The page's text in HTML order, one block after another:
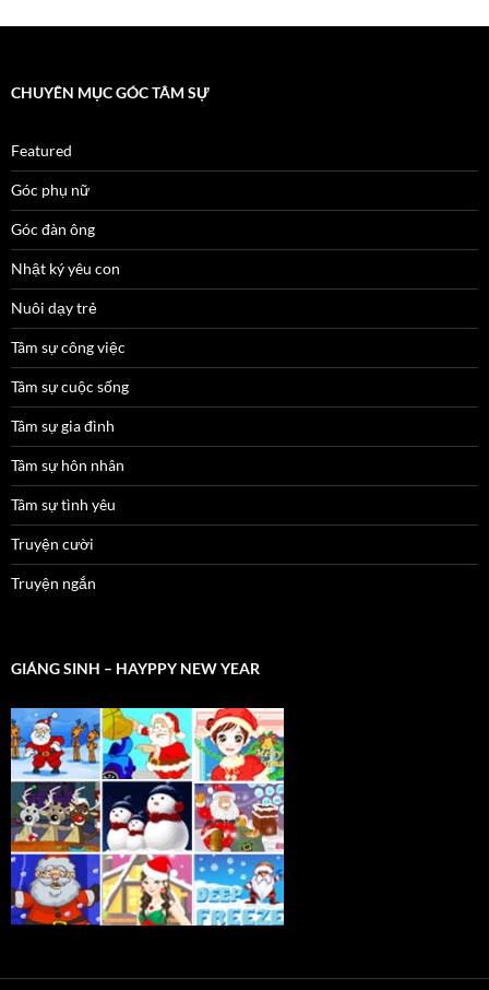
CHUYÊN MỤC GÓC TÂM SỰ
Featured
Góc phụ nữ
Góc đàn ông
Nhật ký yêu con
Nuôi dạy trẻ
Tâm sự công việc
Tâm sự cuộc sống
Tâm sự gia đình
Tâm sự hôn nhân
Tâm sự tình yêu
Truyện cười
Truyện ngắn
GIÁNG SINH – HAYPPY NEW YEAR